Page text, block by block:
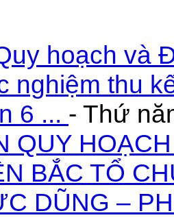
hoạch và
nghiệm thu
6 ... - Thứ
QUY
BẮC TỔ
DŨNG –